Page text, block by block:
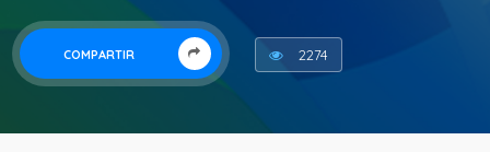
COMPARTIR 2274